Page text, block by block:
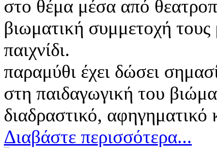
στο θέμα μέσα από
βιωματική συμμετοχή τους
παραμύθι έχει δώσει
στη παιδαγωγική του
διαδραστικό,
Διαβάστε περισσότερα...